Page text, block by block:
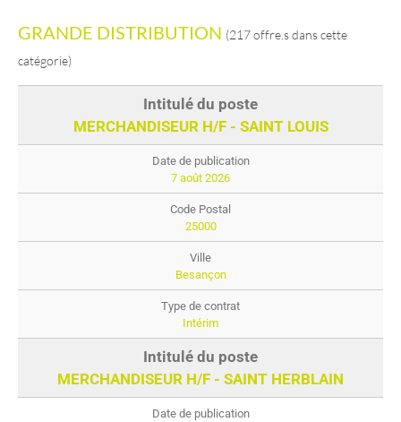
GRANDE DISTRIBUTION (217 offre.s dans cette
catégorie)
MERCHANDISEUR H/F - SAINT LOUIS
7 août 2026
25000
Besançon
Intérim
MERCHANDISEUR H/F - SAINT HERBLAIN